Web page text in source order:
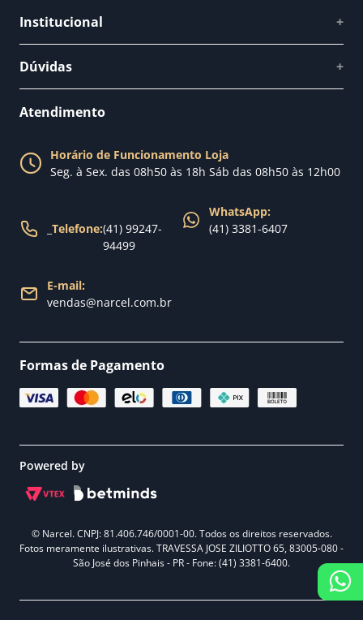
Institucional +
Fale conosco
Nossa loja
Dúvidas +
Política de Trocas
Política de Entrega
Atendimento
Horário de Funcionamento Loja
Seg. à Sex. das 08h50 às 18h Sáb das 08h50 às 12h00
Telefone:(41) 99247-
94499
WhatsApp:
(41) 3381-6407
E-mail:
vendas@narcel.com.br
Formas de Pagamento
Powered by
© Narcel. CNPJ: 81.406.746/0001-00. Todos os direitos reservados.
Fotos meramente ilustrativas. TRAVESSA JOSE ZILIOTTO 65, 83005-080 -
São José dos Pinhais - PR - Fone: (41) 3381-6400.